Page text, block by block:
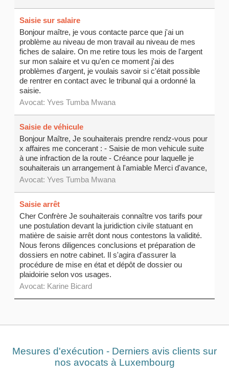
Saisie sur salaire
Bonjour maître, je vous contacte parce que j'ai un
problème au niveau de mon travail au niveau de mes
fiches de salaire. On me retire tous les mois de l'argent
sur mon salaire et vu qu'en ce moment j'ai des
problèmes d'argent, je voulais savoir si c'était possible
de rentrer en contact avec le tribunal qui a ordonné la
saisie.
Avocat:Yves Tumba Mwana
Saisie de véhicule
Bonjour Maître, Je souhaiterais prendre rendz-vous pour
x affaires me concerant : - Saisie de mon vehicule suite
à une infraction de la route - Créance pour laquelle je
souhaiterais un arrangement à l'amiable Merci d'avance,
Avocat:Yves Tumba Mwana
Saisie arrêt
Cher Confrère Je souhaiterais connaître vos tarifs pour
une postulation devant la juridiction civile statuant en
matière de saisie arrêt dont nous contestons la validité.
Nous ferons diligences conclusions et préparation de
dossiers en notre cabinet. Il s'agira d'assurer la
procédure de mise en état et dépôt de dossier ou
plaidoirie selon vos usages.
Avocat: Karine Bicard
Mesures d'exécution - Derniers avis clients sur
nos avocats à Luxembourg